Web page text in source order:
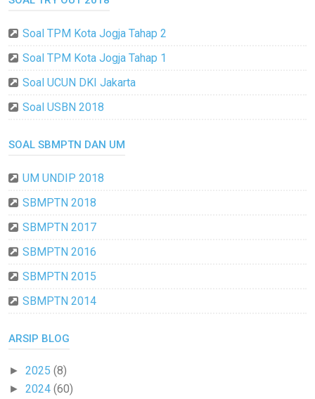
Soal TPM Kota Jogja Tahap 2
Soal TPM Kota Jogja Tahap 1
Soal UCUN DKI Jakarta
Soal USBN 2018
SOAL SBMPTN DAN UM
UM UNDIP 2018
SBMPTN 2018
SBMPTN 2017
SBMPTN 2016
SBMPTN 2015
SBMPTN 2014
ARSIP BLOG
► 2025 (8)
► 2024 (60)